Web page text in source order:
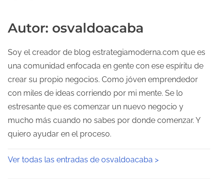
Autor: osvaldoacaba
Soy el creador de blog estrategiamoderna.com que es
una comunidad enfocada en gente con ese espíritu de
crear su propio negocios. Como jóven emprendedor
con miles de ideas corriendo por mi mente. Se lo
estresante que es comenzar un nuevo negocio y
mucho más cuando no sabes por donde comenzar. Y
quiero ayudar en el proceso.
Ver todas las entradas de osvaldoacaba >